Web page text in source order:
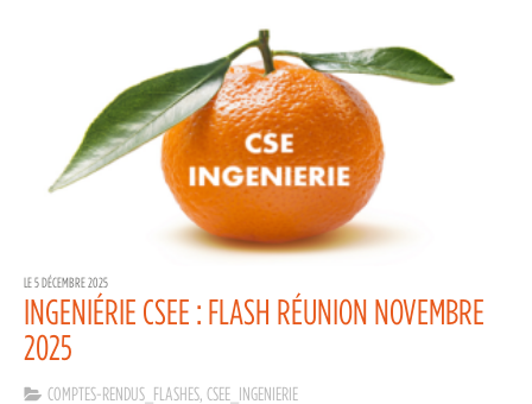
LE 5 DÉCEMBRE 2025
INGENIÉRIE CSEE : FLASH RÉUNION NOVEMBRE
2025
COMPTES-RENDUS_FLASHES CSEE_INGENIERIE